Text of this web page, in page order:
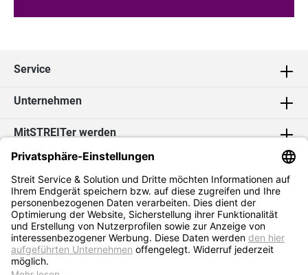
Service
Unternehmen
MitSTREITer werden
Kontakt
Social Media